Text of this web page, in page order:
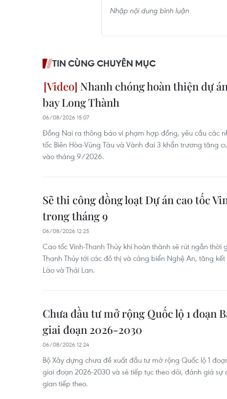
TIN CÙNG CHUYÊN MỤC
Nhanh chóng hoàn thiện dự
bay Long Thành
06/08/2026 15:07
Đồng Nai ra thông báo vi phạm hợp đồng, yêu cầu các
tốc Biên Hòa-Vũng Tàu và Vành đai 3 khẩn trương tăng
vào tháng 9/2026.
Sẽ thi công đồng loạt Dự án cao tốc
trong tháng 9
06/08/2026 12:25
Cao tốc Vinh-Thanh Thủy khi hoàn thành sẽ rút ngắn thời
Thanh Thủy tới các đô thị và cảng biển Nghệ An, tăng
Lào và Thái Lan.
Chưa đầu tư mở rộng Quốc lộ 1 đoạn
giai đoạn 2026-2030
06/08/2026 12:24
Bộ Xây dựng chưa đề xuất đầu tư mở rộng Quốc lộ 1
giai đoạn 2026-2030 và sẽ tiếp tục theo dõi, đánh giá sự
gian tiếp theo.